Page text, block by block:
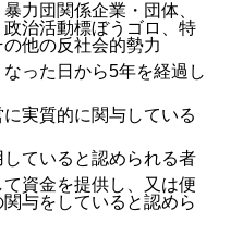
力団関係企業・団体、
治活動標ぼうゴロ、特
他の反社会的勢力
った日から5年を経過し
実質的に関与している
ていると認められる者
資金を提供し、又は便
与をしていると認めら